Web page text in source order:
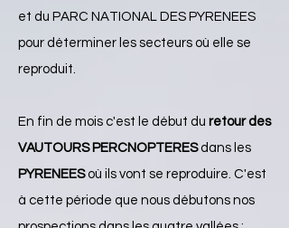
et du PARC NATIONAL DES PYRENEES
pour déterminer les secteurs où elle se
reproduit.
En fin de mois c'est le début du retour des
VAUTOURS PERCNOPTERESdans les
PYRENEESoù ils vont se reproduire. C'est
à cette période que nous débutons nos